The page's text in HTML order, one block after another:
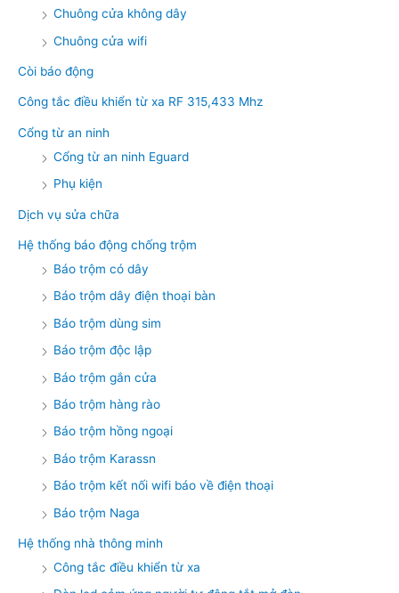
Chuông cửa không dây
Chuông cửa wifi
Còi báo động
Công tắc điều khiển từ xa RF 315,433 Mhz
Cổng từ an ninh
Cổng từ an ninh Eguard
Phụ kiện
Dịch vụ sửa chữa
Hệ thống báo động chống trộm
Báo trộm có dây
Báo trộm dây điện thoại bàn
Báo trộm dùng sim
Báo trộm độc lập
Báo trộm gắn cửa
Báo trộm hàng rào
Báo trộm hồng ngoại
Báo trộm Karassn
Báo trộm kết nối wifi báo về điện thoại
Báo trộm Naga
Hệ thống nhà thông minh
Công tắc điều khiển từ xa